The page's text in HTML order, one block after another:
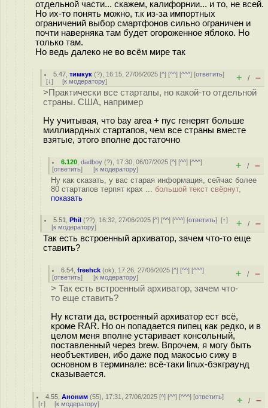
отдельной части... скажем, калифорнии... и то, не всей.
Но их-то понять можно, т.к из-за импортных
ограничений выбор смартфонов сильно ограничен и
почти наверняка там будет огороженное яблоко. Но
только там.
Но ведь далеко не во всём мире так
5.47 ,тимкук (?), 16:15, 27/06/2025 [^] [^^] [^^^] [ответить]
[↓] [к модератору] + / –
>Практически все стартапы, но какой-то отдельной
страны. США, например
Ну учитывая, что bay area + nyc генерят больше
миллиардных стартапов, чем все страны вместе
взятые, этого вполне достаточно
6.120 ,dadboy (?), 17:30, 06/07/2025 [^] [^^] [^^^]
[ответить] [к модератору] + / –
Ну как сказать, у вас старая информация, сейчас более
80 стартапов терпят крах ... большой текст свёрнут,
показать
5.51 ,Phil (??), 16:32, 27/06/2025 [^] [^^] [^^^] [ответить][↑]
[к модератору] + / –
Так есть встроенный архиватор, зачем что-то еще
ставить?
6.54 ,freehck (ok), 17:26, 27/06/2025 [^] [^^] [^^^]
[ответить] [к модератору] + / –
> Так есть встроенный архиватор, зачем что-
то еще ставить?
Ну кстати да, встроенный архиватор ест всё,
кроме RAR. Но он попадается пипец как редко, и в
целом меня вполне устаривает консольный,
поставленный через brew. Впрочем, я могу быть
необъективен, ибо даже под макосью сижу в
основном в терминале: всё-таки linux-бэкграунд
сказывается.
4.55 ,Аноним (55), 17:31, 27/06/2025 [^] [^^] [^^^] [ответить]
[↑] [к модератору] + / –